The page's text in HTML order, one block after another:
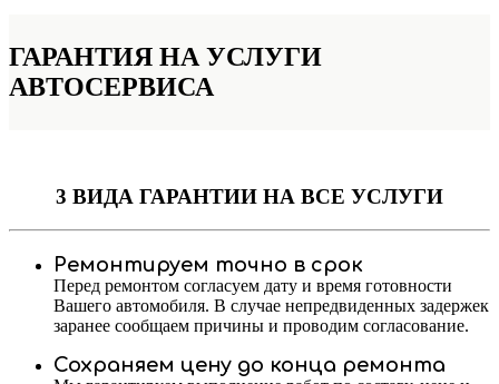
ГАРАНТИЯ НА УСЛУГИ
АВТОСЕРВИСА
3 ВИДА ГАРАНТИИ НА ВСЕ УСЛУГИ
Ремонтируем точно в срок
Перед ремонтом согласуем дату и время готовности
Вашего автомобиля. В случае непредвиденных задержек
заранее сообщаем причины и проводим согласование.
Сохраняем цену до конца ремонта